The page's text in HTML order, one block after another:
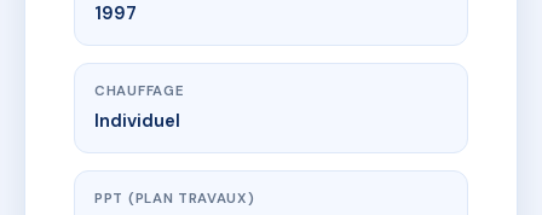
1997
CHAUFFAGE
Individuel
PPT (PLAN TRAVAUX)